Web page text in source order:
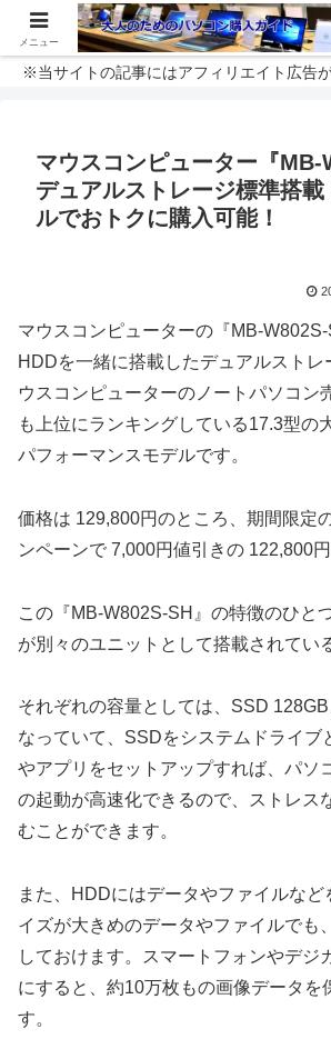
※当サイトの記事にはアフィリエイト広告
マウスコンピューター『MB-
デュアルストレージ標準搭
ルでおトクに購入可能！
マウスコンピューターの『MB-
HDDを一緒に搭載したデュアルストレ
ウスコンピューターのノートパソコン
も上位にランキングしている17.3型の
パフォーマンスモデルです。
価格は 129,800円のところ、期間限定
ンペーンで 7,000円値引きの 122,800円
この『MB-W802S-SH』の特徴のひと
が別々のユニットとして搭載されてい
それぞれの容量としては、SSD
なっていて、SSDをシステムドライブ
やアプリをセットアップすれば、パソ
の起動が高速化できるので、ストレス
むことができます。
また、HDDにはデータやファイルなど
イズが大きめのデータやファイルでも
しておけます。スマートフォンやデジ
にすると、約10万枚もの画像データを
す。
メニュー